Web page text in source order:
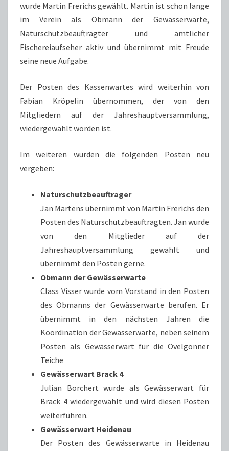
wurde Martin Frerichs gewählt. Martin ist schon lange
im Verein als Obmann der Gewässerwarte,
Naturschutzbeauftragter und amtlicher
Fischereiaufseher aktiv und übernimmt mit Freude
seine neue Aufgabe.
Der Posten des Kassenwartes wird weiterhin von
Fabian Kröpelin übernommen, der von den
Mitgliedern auf der Jahreshauptversammlung,
wiedergewählt worden ist.
Im weiteren wurden die folgenden Posten neu
vergeben:
Naturschutzbeauftrager
Jan Martens übernimmt von Martin Frerichs den
Posten des Naturschutzbeauftragten. Jan wurde
von den Mitglieder auf der
Jahreshauptversammlung gewählt und
übernimmt den Posten gerne.
Obmann der Gewässerwarte
Class Visser wurde vom Vorstand in den Posten
des Obmanns der Gewässerwarte berufen. Er
übernimmt in den nächsten Jahren die
Koordination der Gewässerwarte, neben seinem
Posten als Gewässerwart für die Ovelgönner
Teiche
Gewässerwart Brack 4
Julian Borchert wurde als Gewässerwart für
Brack 4 wiedergewählt und wird diesen Posten
weiterführen.
Gewässerwart Heidenau
Der Posten des Gewässerwarte in Heidenau